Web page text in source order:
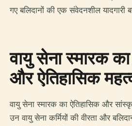
गए बलिदानों की एक संवेदनशील यादगारी
वायु सेना स्मारक
और ऐतिहासिक
वायु सेना स्मारक का ऐतिहासिक और
उन वायु सेना कर्मियों की वीरता और